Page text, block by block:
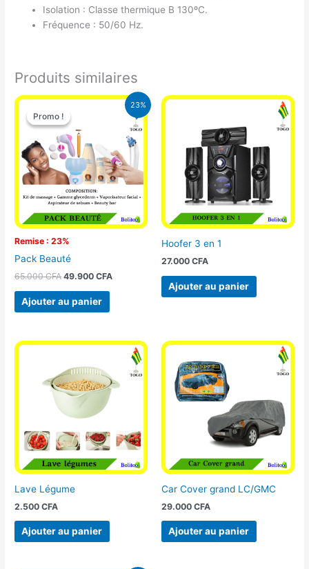
Isolation : Classe thermique B 130ºC.
Fréquence : 50/60 Hz.
Produits similaires
23%
Promo !
Remise : 23%
Promo !
Pack Beauté
65.000CFA
Le
prix
initial
était :
65.000 CFA.
49.900CFA
Le
prix
actuel
est :
49.900 CFA.
Ajouter au panier
Hoofer 3 en 1
27.000 CFA
Ajouter au panier
Lave Légume
2.500CFA
Ajouter au panier
Car Cover grand LC/GMC
29.000 CFA
Ajouter au panier